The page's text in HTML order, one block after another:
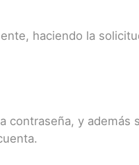
haciendo la
contraseña, y además